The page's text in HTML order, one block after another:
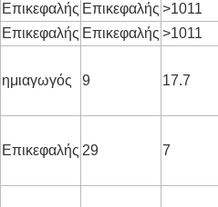
Επικεφαλής Επικεφαλής >1011
Επικεφαλής Επικεφαλής >1011
ημιαγωγός 9 17.7
Επικεφαλής 29 7